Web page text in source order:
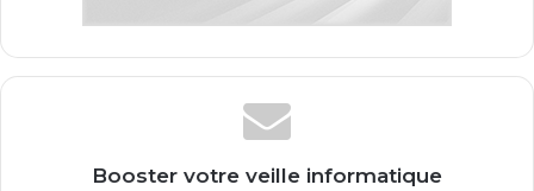
Booster votre veille informatique